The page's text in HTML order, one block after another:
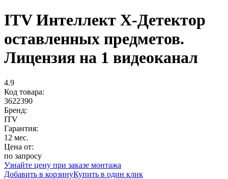
ITV Интеллект X-Детектор
оставленных предметов.
Лицензия на 1 видеоканал
4.9
Код товара:
3622390
Бренд:
ITV
Гарантия:
12 мес.
Цена от:
по запросу
Узнайте цену при заказе монтажа
Добавить в корзинуКупить в один клик